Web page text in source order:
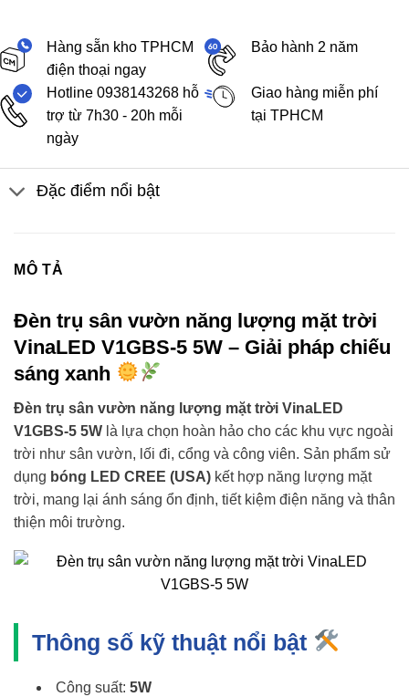
Hàng sẵn kho TPHCM
điện thoại ngay
Bảo hành 2 năm
Hotline 0938143268 hỗ
trợ từ 7h30 - 20h mỗi
ngày
Giao hàng miễn phí
tại TPHCM
Đặc điểm nổi bật
MÔ TẢ
Đèn trụ sân vườn năng lượng mặt trời
VinaLED V1GBS-5 5W – Giải pháp chiếu
sáng xanh
Đèn trụ sân vườn năng lượng mặt trời VinaLED
V1GBS-5 5W là lựa chọn hoàn hảo cho các khu vực ngoài
trời như sân vườn, lối đi, cổng và công viên. Sản phẩm sử
dụng bóng LED CREE (USA) kết hợp năng lượng mặt
trời, mang lại ánh sáng ổn định, tiết kiệm điện năng và thân
thiện môi trường.
Thông số kỹ thuật nổi bật
Công suất: 5W